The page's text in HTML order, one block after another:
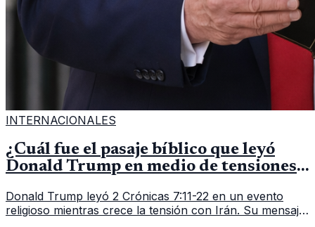
INTERNACIONALES
¿Cuál fue el pasaje bíblico que leyó
Donald Trump en medio de tensiones
Donald Trump leyó 2 Crónicas 7:11-22 en un evento
religioso mientras crece la tensión con Irán. Su mensaje